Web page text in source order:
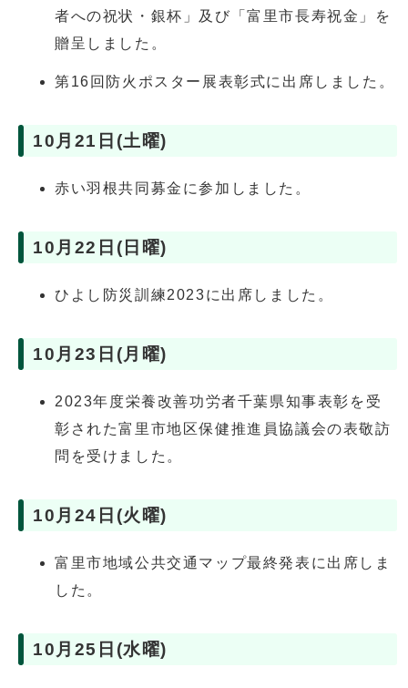
者への祝状・銀杯」及び「富里市長寿祝金」を
贈呈しました。
第16回防火ポスター展表彰式に出席しました。
10月21日(土曜)
赤い羽根共同募金に参加しました。
10月22日(日曜)
ひよし防災訓練2023に出席しました。
10月23日(月曜)
2023年度栄養改善功労者千葉県知事表彰を受
彰された富里市地区保健推進員協議会の表敬訪
問を受けました。
10月24日(火曜)
富里市地域公共交通マップ最終発表に出席しま
した。
10月25日(水曜)